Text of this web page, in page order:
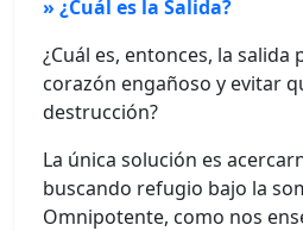
» ¿Cuál es la Salida?
¿Cuál es, entonces, la
corazón engañoso y evitar
destrucción?
La única solución es
buscando refugio bajo la
Omnipotente, como nos